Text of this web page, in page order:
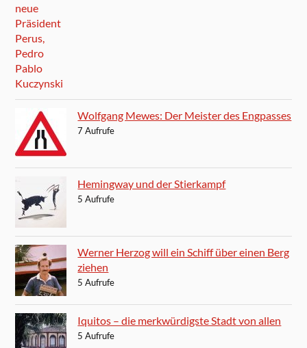
Wolfgang Mewes: Der Meister des Engpasses
7 Aufrufe
Hemingway und der Stierkampf
5 Aufrufe
Werner Herzog will ein Schiff über einen Berg
ziehen
5 Aufrufe
Iquitos – die merkwürdigste Stadt von allen
5 Aufrufe